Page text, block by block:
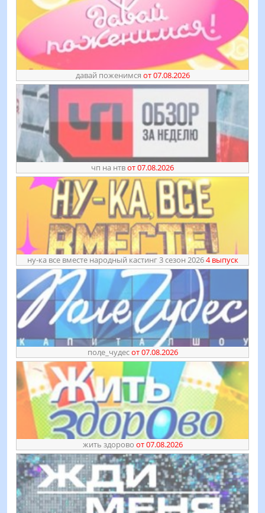
давай поженимся от 07.08.2026
чп на нтвот 07.08.2026
ну-ка все вместе народный кастинг 3 сезон 20264 выпуск
поӆе_чудесот 07.08.2026
жить здорово от 07.08.2026